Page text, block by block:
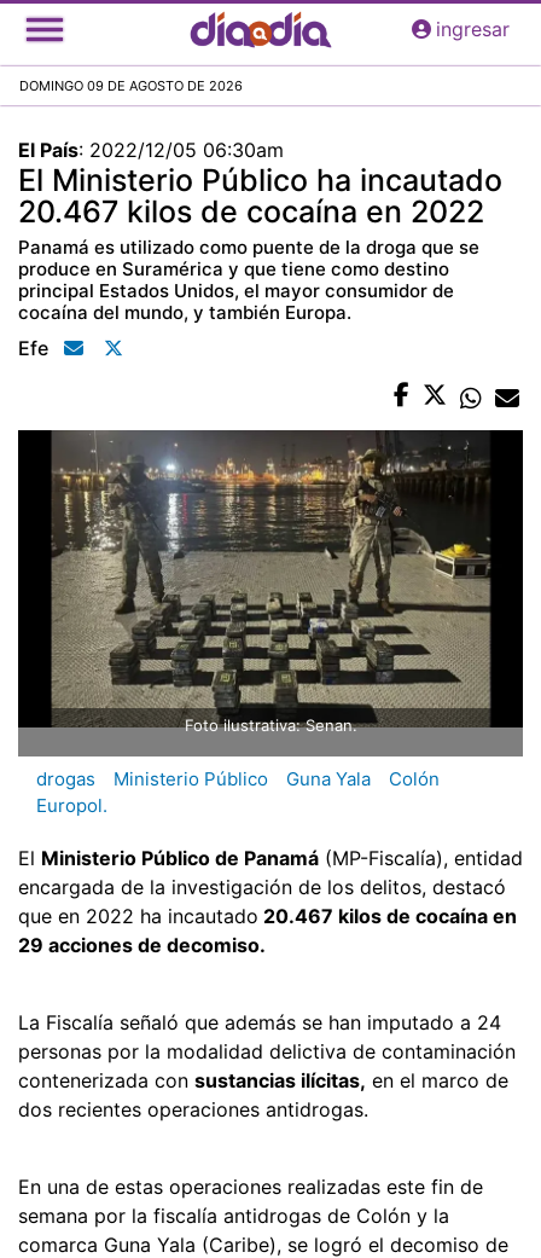
Pasar
al
principal
ingresar
DOMINGO 09 DE AGOSTO DE 2026
El País: 2022/12/05 06:30am
El Ministerio Público ha incautado
20.467 kilos de cocaína en 2022
Panamá es utilizado como puente de la droga que se
produce en Suramérica y que tiene como destino
principal Estados Unidos, el mayor consumidor de
cocaína del mundo, y también Europa.
Efe
Foto ilustrativa: Senan.
drogas Ministerio Público Guna Yala
Colón
Europol.
El Ministerio Público de Panamá (MP-Fiscalía), entidad
encargada de la investigación de los delitos, destacó
que en 2022 ha incautado 20.467 kilos de cocaína en
29 acciones de decomiso.
La Fiscalía señaló que además se han imputado a 24
personas por la modalidad delictiva de contaminación
contenerizada con sustancias ilícitas, en el marco de
dos recientes operaciones antidrogas.
En una de estas operaciones realizadas este fin de
semana por la fiscalía antidrogas de Colón y la
comarca Guna Yala (Caribe), se logró el decomiso de